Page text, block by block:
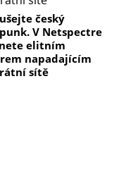
český
V Netspectre
elitním
napadajícím
sítě